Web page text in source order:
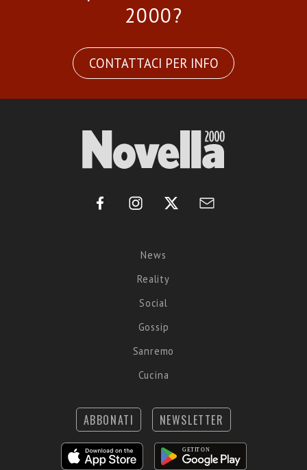
2000?
CONTATTACI PER INFO
News
Reality
Social
Gossip
Sanremo
Cucina
ABBONATI NEWSLETTER